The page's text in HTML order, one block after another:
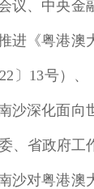
议、中央金
进《粤港澳
〕13号）
沙深化面向
、省政府工
沙对粤港澳